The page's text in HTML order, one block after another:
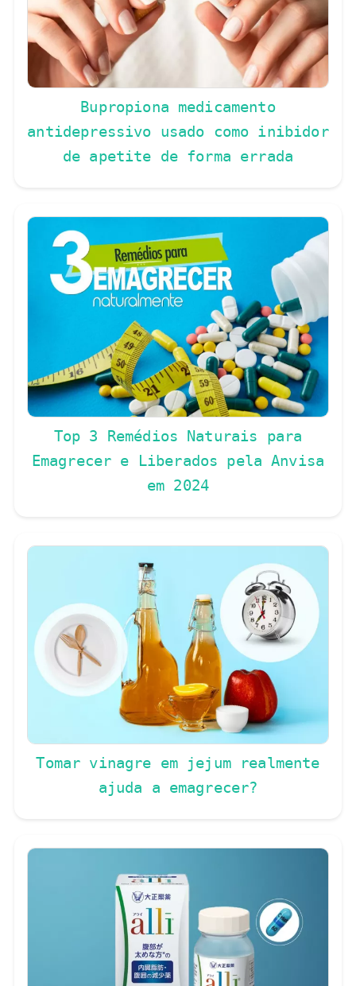
Bupropiona medicamento
antidepressivo usado como inibidor
de apetite de forma errada
Top 3 Remédios Naturais para
Emagrecer e Liberados pela Anvisa
em 2024
Tomar vinagre em jejum realmente
ajuda a emagrecer?